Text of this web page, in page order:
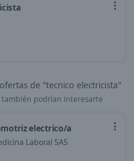
de "tecnico electricista"
también podrían interesarte
electrico/a
Laboral SAS